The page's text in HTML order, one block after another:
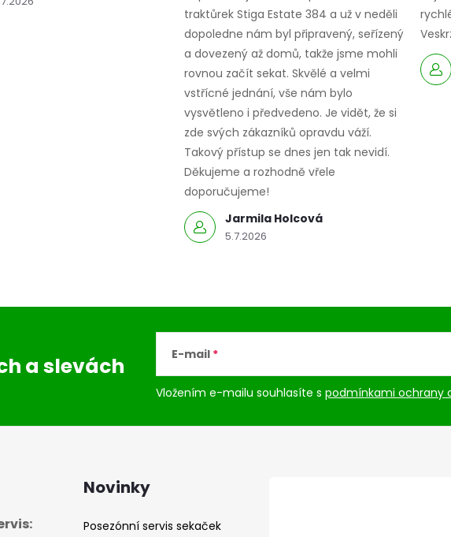
Jarmila Holcová
5.7.2026
traktůrek Stiga Estate 384 a už v neděli
dopoledne nám byl připravený, seřízený
a dovezený až domů, takže jsme mohli
rovnou začít sekat. Skvělé a velmi
vstřícné jednání, vše nám bylo
vysvětleno i předvedeno. Je vidět, že si
zde svých zákazníků opravdu váží.
Takový přístup se dnes jen tak nevidí.
Děkujeme a rozhodně vřele
doporučujeme!
a slevách E-mail
Vložením e-mailu souhlasíte s podmínkami ochrany
Novinky
Posezónní servis sekaček